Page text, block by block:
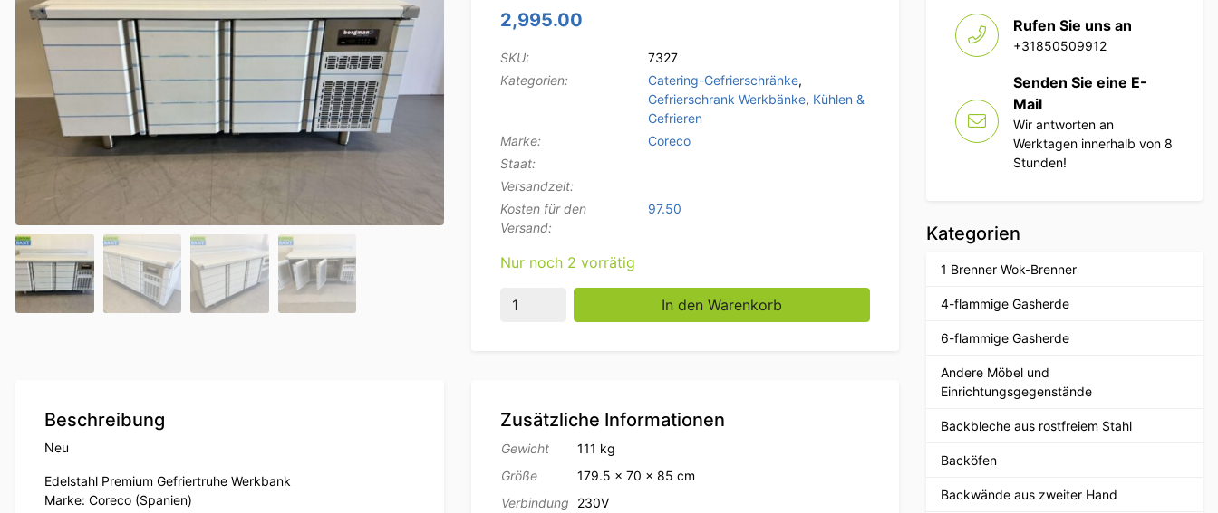
2,995.00
SKU:
7327
Kategorien:
Catering-Gefrierschränke,
Gefrierschrank Werkbänke, Kühlen &
Gefrieren
Marke:
Coreco
Staat:
Versandzeit:
Kosten für den
Versand:
97.50
Nur noch 2 vorrätig
Edelstahl Coreco Premium Gefriertruhe Werkbank 3 Türen 1/1 Gastronorm 179,5 cm Catering Menge
In den Warenkorb
Beschreibung
Neu
Edelstahl Premium Gefriertruhe Werkbank
Marke: Coreco (Spanien)
Zusätzliche Informationen
Gewicht
111 kg
Größe
179.5 × 70 × 85 cm
Verbindung
230V
Rufen Sie uns an
+31850509912
Senden Sie eine E-
Mail
Wir antworten an
Werktagen innerhalb von 8
Stunden!
Kategorien
1 Brenner Wok-Brenner
4-flammige Gasherde
6-flammige Gasherde
Andere Möbel und
Einrichtungsgegenstände
Backbleche aus rostfreiem Stahl
Backöfen
Backwände aus zweiter Hand